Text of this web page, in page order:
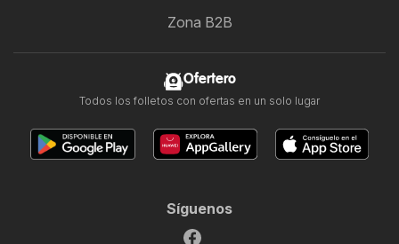
Zona B2B
Ofertero
Todos los folletos con ofertas en un solo lugar
Síguenos